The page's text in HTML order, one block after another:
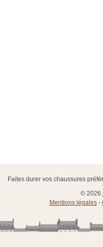
Faites durer vos chaussures
© 2026
Mentions légales-